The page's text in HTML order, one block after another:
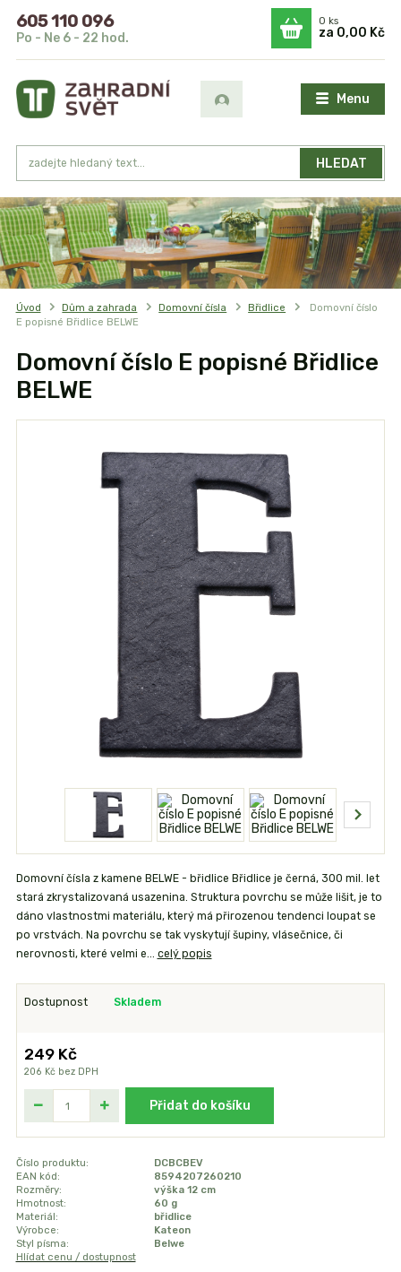
Menu
HLEDAT
605 110 096
Po - Ne 6 - 22 hod.
0ks
za 0,00 Kč
Úvod Dům a zahrada Domovní čísla Břidlice
Domovní číslo
E popisné Břidlice BELWE
Domovní číslo E popisné Břidlice
BELWE
Domovní čísla z kamene BELWE - břidlice Břidlice je černá, 300 mil. let
stará zkrystalizovaná usazenina. Struktura povrchu se může lišit, je to
dáno vlastnostmi materiálu, který má přirozenou tendenci loupat se
po vrstvách. Na povrchu se tak vyskytují šupiny, vlásečnice, či
nerovnosti, které velmi e... celý popis
Dostupnost Skladem
249 Kč
206 Kč bez DPH
Přidat do košíku
Číslo produktu:
DCBCBEV
EAN kód:
8594207260210
Rozměry:
výška 12 cm
Hmotnost:
60 g
Materiál:
břidlice
Výrobce:
Kateon
Styl písma:
Belwe
Hlídat cenu / dostupnost